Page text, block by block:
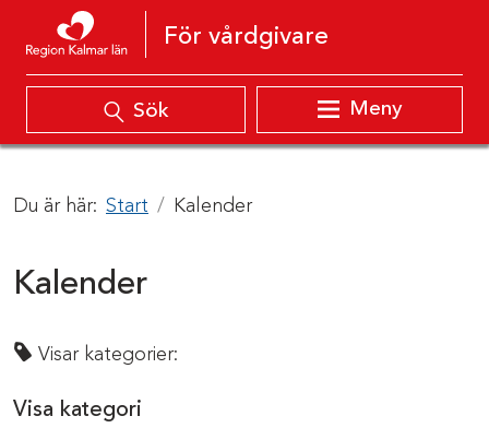
Hoppa till innehåll
För vårdgivare
Sök Meny
Du är här: Start Kalender
Kalender
Visar kategorier:
Visa kategori